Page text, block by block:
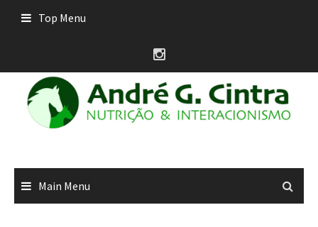
Top Menu
Main Menu